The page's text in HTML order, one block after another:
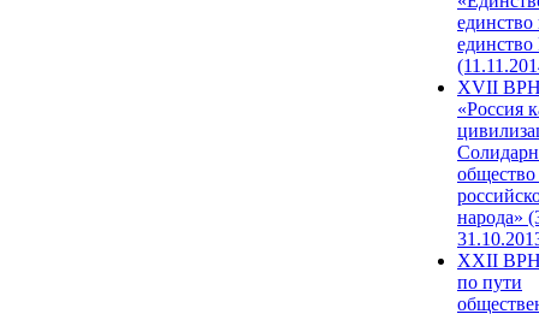
единство
единство
XVII
«Россия
народа»
XXII
по пути